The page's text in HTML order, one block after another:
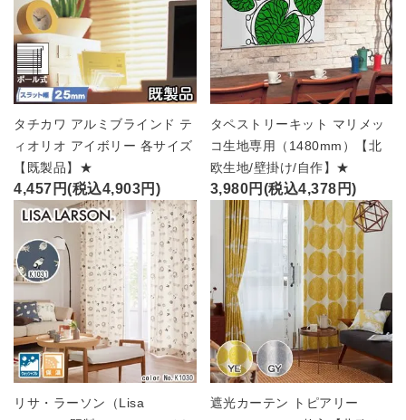
タチカワ アルミブラインド テ
ィオリオ アイボリー 各サイズ
【既製品】★
4,457円(税込4,903円)
タペストリーキット マリメッ
コ生地専用（1480mm）【北
欧生地/壁掛け/自作】★
3,980円(税込4,378円)
リサ・ラーソン（Lisa
遮光カーテン トピアリー